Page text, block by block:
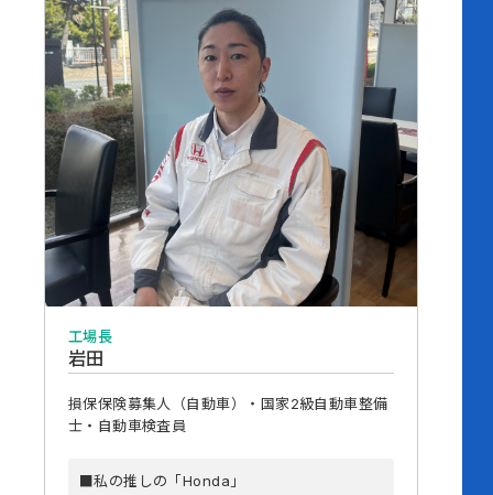
工場長
岩田
損保保険募集人（自動車）・国家2級自動車整備
士・自動車検査員
■私の推しの「Honda」